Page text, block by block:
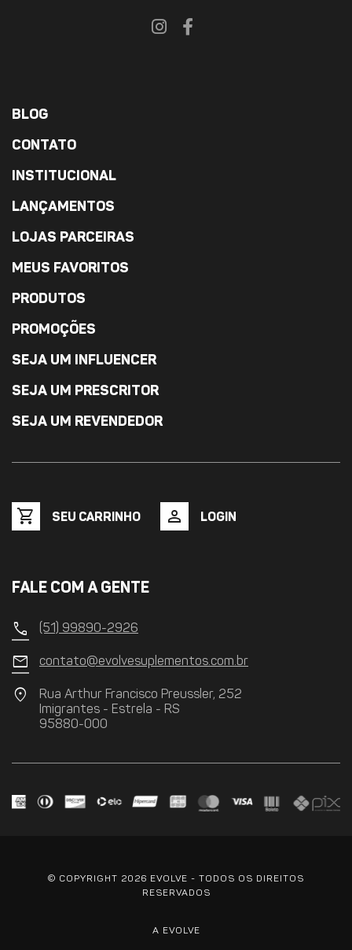
BLOG
CONTATO
INSTITUCIONAL
LANÇAMENTOS
LOJAS PARCEIRAS
MEUS FAVORITOS
PRODUTOS
PROMOÇÕES
SEJA UM INFLUENCER
SEJA UM PRESCRITOR
SEJA UM REVENDEDOR
shopping_cart SEU CARRINHO person LOGIN
FALE COM A GENTE
call (51) 99890-2926
mail contato@evolvesuplementos.com.br
location_on
Rua Arthur Francisco Preussler, 252
Imigrantes - Estrela - RS
95880-000
© COPYRIGHT 2026 EVOLVE - TODOS OS DIREITOS
RESERVADOS
A EVOLVE